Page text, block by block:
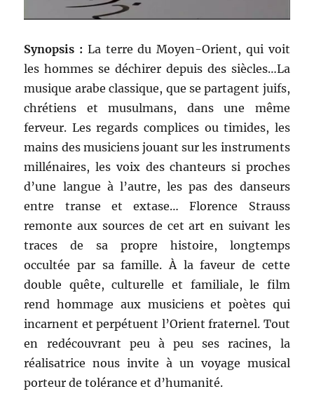
Synopsis : La terre du Moyen-Orient, qui voit
les hommes se déchirer depuis des siècles…La
musique arabe classique, que se partagent juifs,
chrétiens et musulmans, dans une même
ferveur. Les regards complices ou timides, les
mains des musiciens jouant sur les instruments
millénaires, les voix des chanteurs si proches
d’une langue à l’autre, les pas des danseurs
entre transe et extase… Florence Strauss
remonte aux sources de cet art en suivant les
traces de sa propre histoire, longtemps
occultée par sa famille. À la faveur de cette
double quête, culturelle et familiale, le film
rend hommage aux musiciens et poètes qui
incarnent et perpétuent l’Orient fraternel. Tout
en redécouvrant peu à peu ses racines, la
réalisatrice nous invite à un voyage musical
porteur de tolérance et d’humanité.